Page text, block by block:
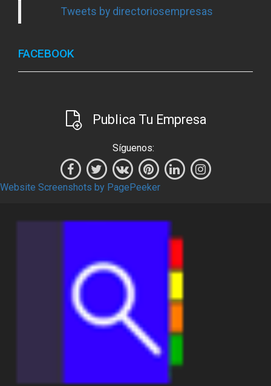
Tweets by directoriosempresas
FACEBOOK
Publica Tu Empresa
Síguenos:
Website Screenshots by PagePeeker